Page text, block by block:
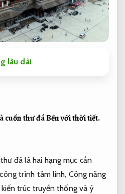
lâu dài
cuốn thư đáBền với thời tiết.
đá là hai hạng mục cần
trình tâm linh, Công năng
trúc truyền thống và ý